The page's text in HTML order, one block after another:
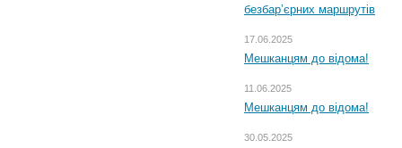
безбар’єрних маршрутів
17.06.2025
Мешканцям до відома!
11.06.2025
Мешканцям до відома!
30.05.2025